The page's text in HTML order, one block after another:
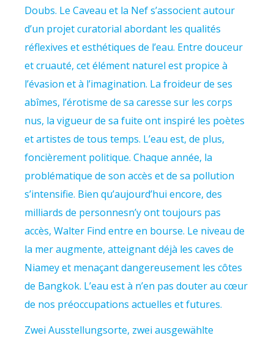
Doubs. Le Caveau et la Nef s’associent autour
d’un projet curatorial abordant les qualités
réflexives et esthétiques de l’eau. Entre douceur
et cruauté, cet élément naturel est propice à
l’évasion et à l’imagination. La froideur de ses
abîmes, l’érotisme de sa caresse sur les corps
nus, la vigueur de sa fuite ont inspiré les poètes
et artistes de tous temps. L’eau est, de plus,
foncièrement politique. Chaque année, la
problématique de son accès et de sa pollution
s’intensifie. Bien qu’aujourd’hui encore, des
milliards de personnesn’y ont toujours pas
accès, Walter Find entre en bourse. Le niveau de
la mer augmente, atteignant déjà les caves de
Niamey et menaçant dangereusement les côtes
de Bangkok. L’eau est à n’en pas douter au cœur
de nos préoccupations actuelles et futures.
Zwei Ausstellungsorte, zwei ausgewählte